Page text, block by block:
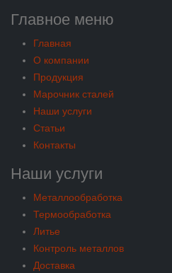
Главное меню
Главная
О компании
Продукция
Марочник сталей
Наши услуги
Статьи
Контакты
Наши услуги
Металлообработка
Термообработка
Литье
Контроль металлов
Доставка